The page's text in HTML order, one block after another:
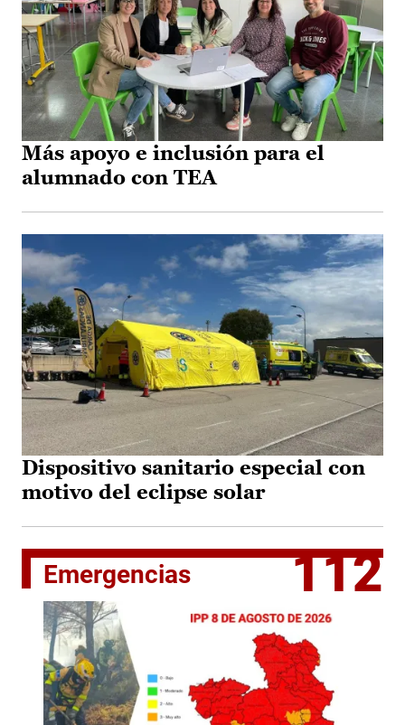
Más apoyo e inclusión para el
alumnado con TEA
Dispositivo sanitario especial con
motivo del eclipse solar
Emergencias 112